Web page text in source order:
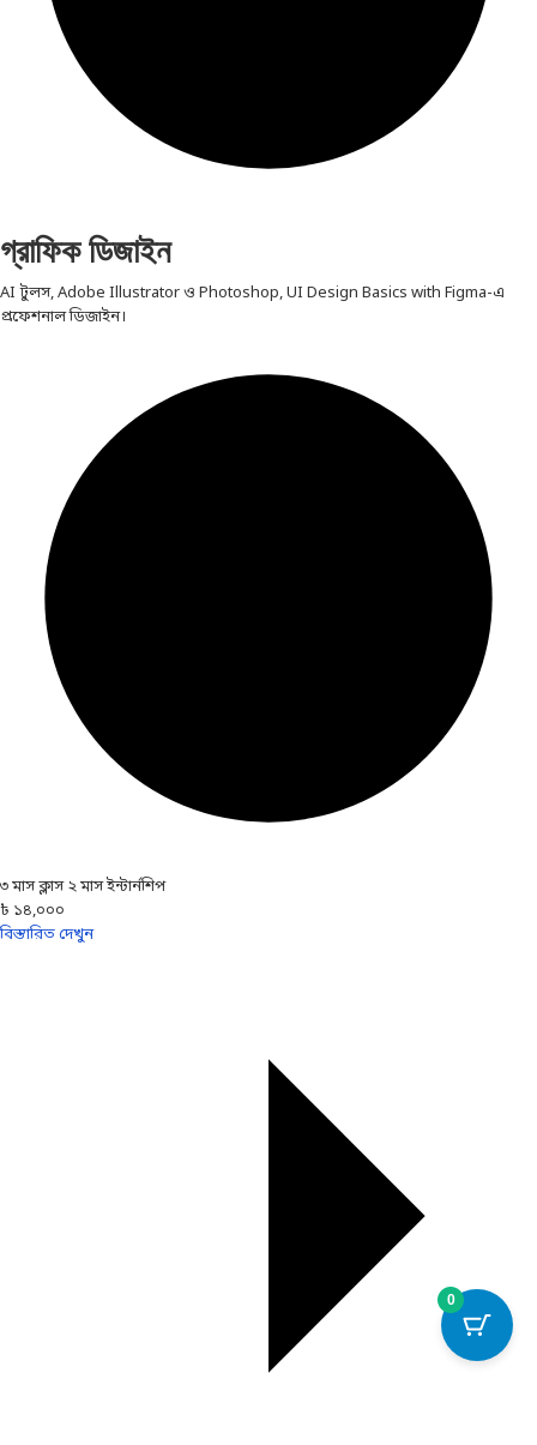
গ্রাফিক ডিজাইন
AI টুলস, Adobe Illustrator ও Photoshop, UI Design Basics with Figma-এ
প্রফেশনাল ডিজাইন।
৩ মাস ক্লাস ২ মাস ইন্টার্নশিপ
৳ ১৪,০০০
বিস্তারিত দেখুন
0